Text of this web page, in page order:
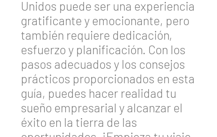
Unidos puede ser una experiencia
gratificante y emocionante, pero
también requiere dedicación,
esfuerzo y planificación. Con los
pasos adecuados y los consejos
prácticos proporcionados en esta
guía, puedes hacer realidad tu
sueño empresarial y alcanzar el
éxito en la tierra de las